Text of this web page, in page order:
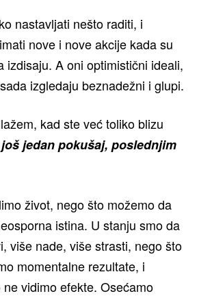
nastavljati nešto raditi, i
nove i nove akcije kada su
izdisaju. A oni optimistični ideali,
izgledaju beznadežni i glupi.
kad ste već toliko blizu
jedan pokušaj, poslednjim
život, nego što možemo da
istina. U stanju smo da
više nade, više strasti, nego što
momentalne rezultate, i
vidimo efekte. Osećamo